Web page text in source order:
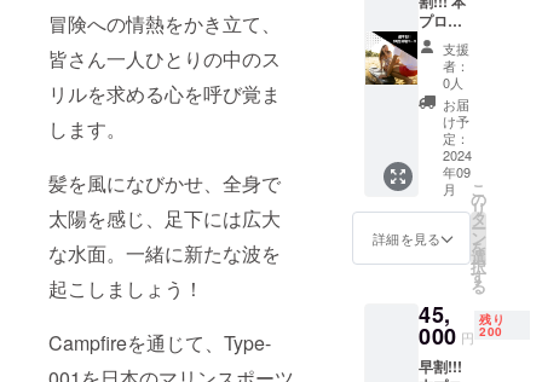
冒険への情熱をかき立て、
皆さん一人ひとりの中のス
リルを求める心を呼び覚ま
します。
髪を風になびかせ、全身で
太陽を感じ、足下には広大
な水面。一緒に新たな波を
起こしましょう！
Campfireを通じて、Type-
力以下
の出力
であれ
ば特殊
船舶免
許不要
有効期
限：
2027年
9月末ま
日時：
春夏秋
も予約
可能
09:00-
17:00
３０分
体験 小
売価格:
¥25,000
■備考
参加可
能人数
１名 10
分安全
説明＋
乗り方
指導 30
分体験
タッフ
付き 最
大２馬
力以下
ケージ
商品以
外の
サービ
スをお
楽しみ
いただ
けます
→TKO
Japan
製品購
入に対
用いた
だけま
す。
（ジェ
プロ
ジェク
トを支
援いた
だき、
ありが
とうご
ざいま
す。 私
たち
TKO
Japan
は、水
面輝く
たる空
の下、
あなた
の日常
支援
者：
0人
お届
け予
定：
2024
年09
月
詳細を見る
こ
の
リ
タ
ー
ン
を
選
択
す
る
45,
000 円
残り
200
早割!!!